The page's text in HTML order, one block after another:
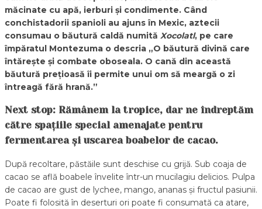
măcinate cu apă, ierburi și condimente. Când
conchistadorii spanioli au ajuns în Mexic, aztecii
consumau o băutură caldă numită Xocolatl, pe care
împăratul Montezuma o descria „O băutură divină care
întărește și combate oboseala. O cană din această
băutură prețioasă îi permite unui om să meargă o zi
întreagă fără hrană.”
Next stop: Rămânem la tropice, dar ne îndreptăm
către spațiile special amenajate pentru
fermentarea și uscarea boabelor de cacao.
După recoltare, păstăile sunt deschise cu grijă. Sub coaja de
cacao se află boabele învelite într-un mucilagiu delicios. Pulpa
de cacao are gust de lychee, mango, ananas și fructul pasiunii.
Poate fi folosită în deserturi ori poate fi consumată ca atare,